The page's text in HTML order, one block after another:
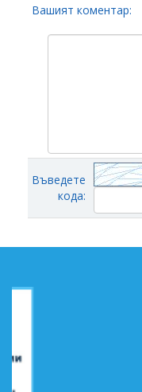
Вашият коментар:
Въведете
кода: